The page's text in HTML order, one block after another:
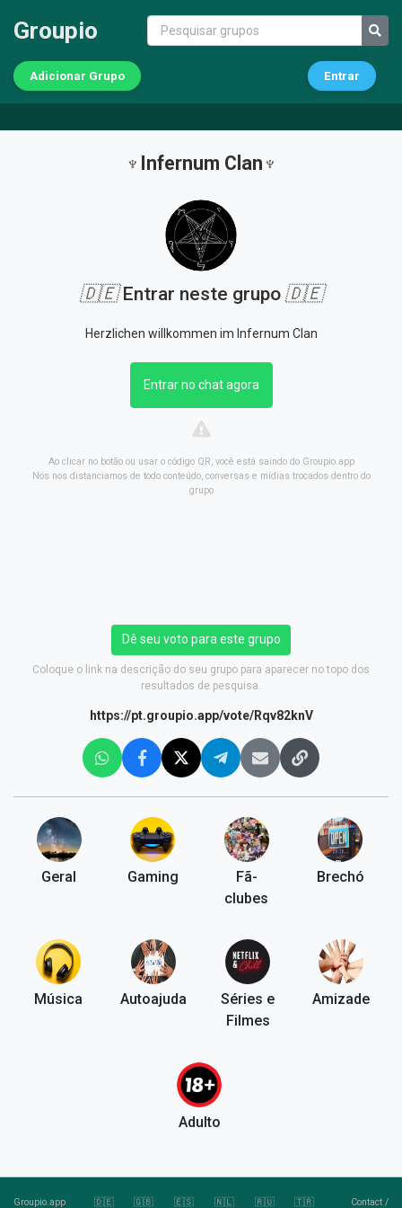
Groupio
Adicionar Grupo Entrar
♆Infernum Clan♆
🇩🇪Entrar neste grupo 🇩🇪
Herzlichen willkommen im Infernum Clan
Entrar no chat agora
Ao clicar no botão ou usar o código QR, você está saindo do Groupio.app
Nós nos distanciamos de todo conteúdo, conversas e mídias trocados dentro do
grupo
Dê seu voto para este grupo
Coloque o link na descrição do seu grupo para aparecer no topo dos
resultados de pesquisa.
https://pt.groupio.app/vote/Rqv82knV
Geral Gaming
Fã-
clubes
Brechó
Música Autoajuda
Séries e
Filmes
Amizade
Adulto
Groupio.app 🇩🇪 🇬🇧 🇪🇸 🇳🇱 🇷🇺 🇹🇷 Contact/